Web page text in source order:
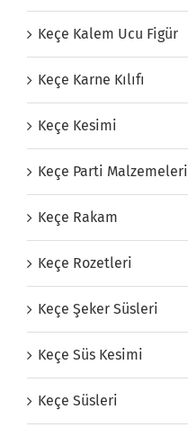
Keçe Kalem Ucu Figür
Keçe Karne Kılıfı
Keçe Kesimi
Keçe Parti Malzemeleri
Keçe Rakam
Keçe Rozetleri
Keçe Şeker Süsleri
Keçe Süs Kesimi
Keçe Süsleri